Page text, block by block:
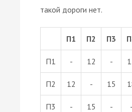
такой дороги нет.
П1 П2 П3
П1 - 12 -
П2 12 - 15
П3 - 15 - -